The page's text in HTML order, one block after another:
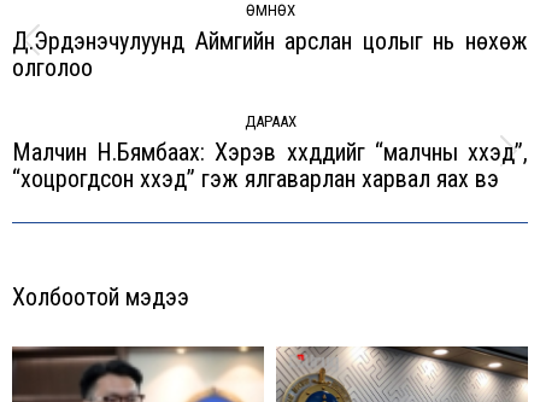
navigation
ӨМНӨХ
Previous
Д.Эрдэнэчулуунд Аймгийн арслан цолыг нь нөхөж
олголоо
ДАРААХ
Next
Малчин Н.Бямбаахүү: Хэрэв хүүхдүүдийг “малчны хүүхэд”,
“хоцрогдсон хүүхэд” гэж ялгаварлан харвал яах вэ
Холбоотой мэдээ